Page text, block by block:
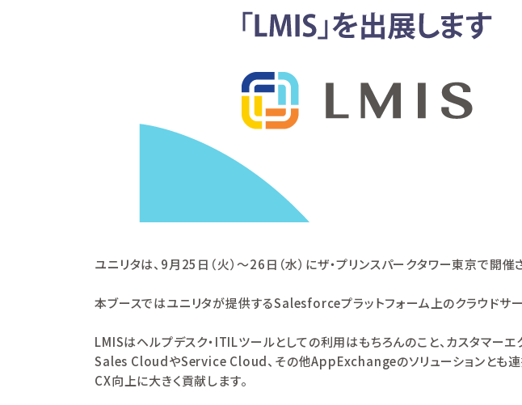
ユニリタは、9月25日（火）～26日（水）にザ・プリンスパークタワー東京で開
本ブースではユニリタが提供するSalesforceプラットフォーム上のクラウドサー
LMISはヘルプデスク・ITILツールとしての利用はもちろんのこと、カスタマーエ
Sales CloudやService Cloud、その他AppExchangeのソリューションとも連
CX向上に大きく貢献します。